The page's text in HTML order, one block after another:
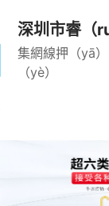
深圳市睿（
集網線押（yā
（yè）